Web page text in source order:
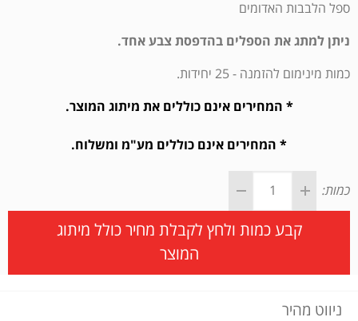
ספל הלבבות האדומים
ניתן למתג את הספלים בהדפסת צבע אחד.
כמות מינימום להזמנה - 25 יחידות.
* המחירים אינם כוללים את מיתוג המוצר.
* המחירים אינם כוללים מע"מ ומשלוח.
כמות:
קבע כמות ולחץ לקבלת מחיר כולל מיתוג
המוצר
ניווט מהיר